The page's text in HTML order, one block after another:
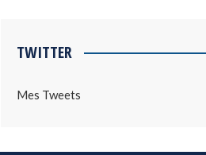
TWITTER
Mes Tweets